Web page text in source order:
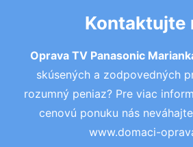
Kontaktujte
Oprava TV Panasonic
skúsených a zodpovedných
rozumný peniaz? Pre viac
cenovú ponuku nás
www.domaci-